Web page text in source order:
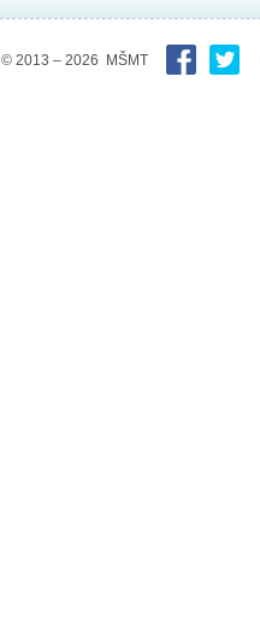
© 2013 – 2026 MŠMT